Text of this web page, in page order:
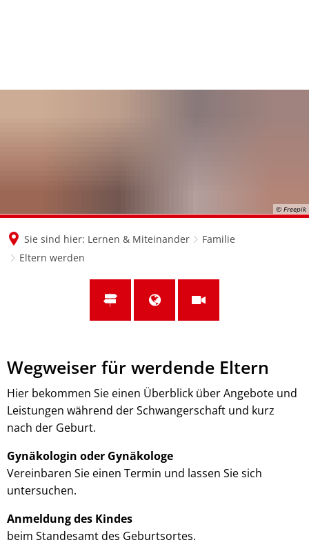
de
© Freepik
Sie sind hier: Lernen & Miteinander
Familie
Eltern werden
Wegweiser für werdende Eltern
Hier bekommen Sie einen Überblick über Angebote und
Leistungen während der Schwangerschaft und kurz
nach der Geburt.
Gynäkologin oder Gynäkologe
Vereinbaren Sie einen Termin und lassen Sie sich
untersuchen.
Anmeldung des Kindes
beim Standesamt des Geburtsortes.